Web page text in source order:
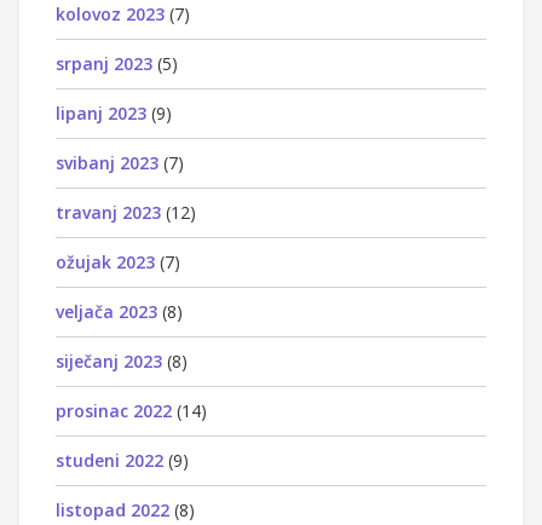
kolovoz 2023 (7)
srpanj 2023 (5)
lipanj 2023 (9)
svibanj 2023 (7)
travanj 2023 (12)
ožujak 2023 (7)
veljača 2023 (8)
siječanj 2023 (8)
prosinac 2022 (14)
studeni 2022 (9)
listopad 2022 (8)